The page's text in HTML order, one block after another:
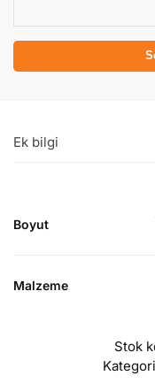
Ek bilgi
Boyut
Malzeme
Stok